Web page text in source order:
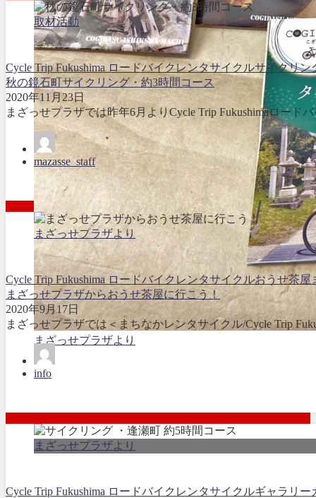
まざっせプラザより
取材活動
Cycle Trip Fukushima ロードバイクレンタサイクルサイクリン
秋の鏡石町サイクリング・約3時間コース
2020年11月23日
まざっせプラザでは昨年6月よりCycle Trip Fukushimaロード
mazasse_staff
まざっせプラザより
Cycle Trip Fukushima ロードバイクレンタサイクルおうせ茶屋
まざっせプラザからおうせ茶屋に行こう！
2020年9月17日
まざっせプラザでは＜まちなかレンタサイクル/Cycle Trip
info
まざっせプラザより
Cycle Trip Fukushima ロードバイクレンタサイクルギャラリー